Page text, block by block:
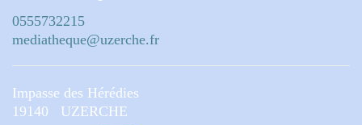
0555732215
mediatheque@uzerche.fr
Impasse des Hérédies
19140 UZERCHE